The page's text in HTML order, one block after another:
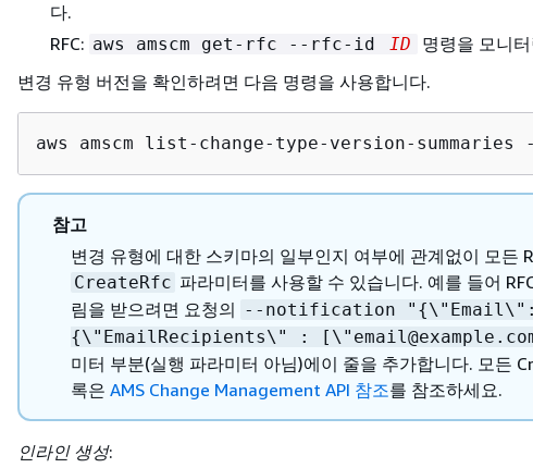
다.
RFC: aws amscm get-rfc --rfc-id ID
명령을 모니
변경 유형 버전을 확인하려면 다음 명령을 사용합니다.
aws amscm list-change-type-version-
참고
변경 유형에 대한 스키마의 일부인지 여부에 관계없이 모든
CreateRfc 파라미터를 사용할 수 있습니다. 예를 들어
림을 받으려면 요청의 --notification " {\"Email\":
{\"EmailRecipients\" :
미터 부분(실행 파라미터 아님)에이 줄을 추가합니다. 모든
록은 AMS Change Management API 참조를 참조하세요.
인라인 생성: